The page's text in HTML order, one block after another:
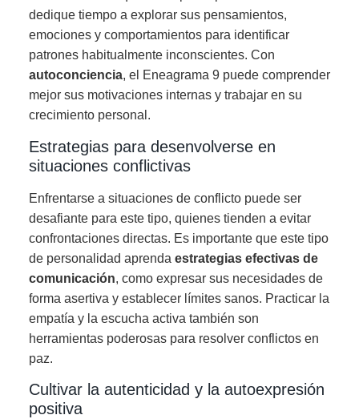
dedique tiempo a explorar sus pensamientos,
emociones y comportamientos para identificar
patrones habitualmente inconscientes. Con
autoconciencia, el Eneagrama 9 puede comprender
mejor sus motivaciones internas y trabajar en su
crecimiento personal.
Estrategias para desenvolverse en
situaciones conflictivas
Enfrentarse a situaciones de conflicto puede ser
desafiante para este tipo, quienes tienden a evitar
confrontaciones directas. Es importante que este tipo
de personalidad aprenda estrategias efectivas de
comunicación, como expresar sus necesidades de
forma asertiva y establecer límites sanos. Practicar la
empatía y la escucha activa también son
herramientas poderosas para resolver conflictos en
paz.
Cultivar la autenticidad y la autoexpresión
positiva